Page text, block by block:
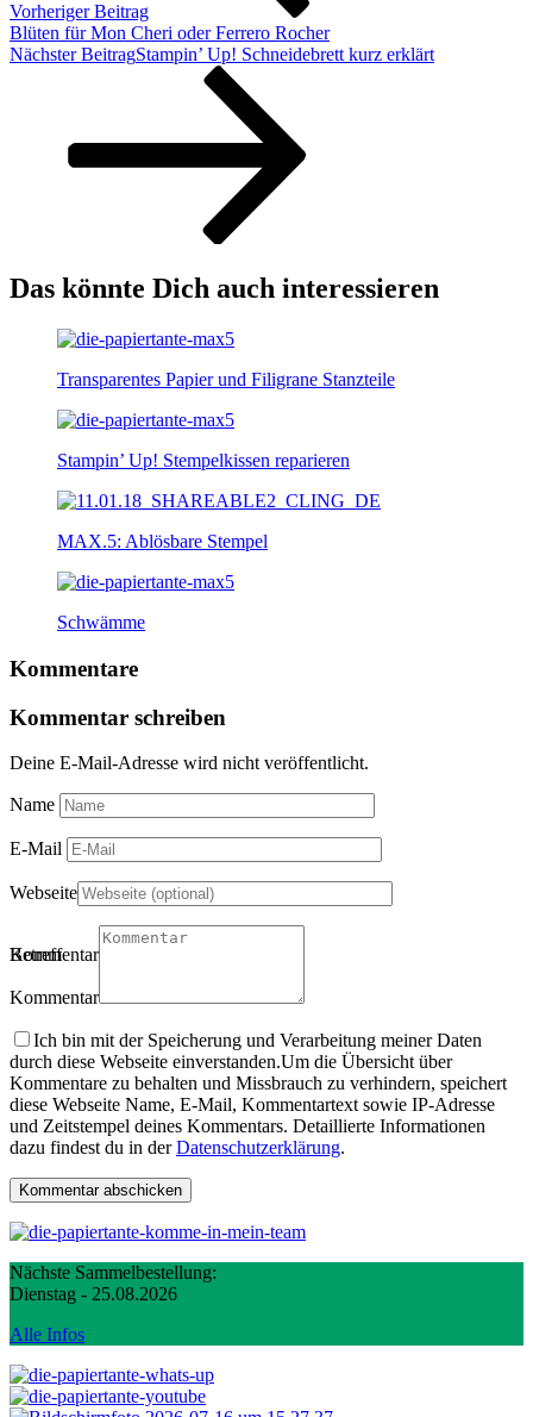
Vorheriger Beitrag
Blüten für Mon Cheri oder Ferrero Rocher
Nächster BeitragStampin’ Up! Schneidebrett kurz erklärt
Das könnte Dich auch interessieren
Transparentes Papier und Filigrane Stanzteile
Stampin’ Up! Stempelkissen reparieren
MAX.5: Ablösbare Stempel
Schwämme
Kommentare
Kommentar schreiben
Deine E-Mail-Adresse wird nicht veröffentlicht.
Name
E-Mail
Webseite
Betreff
Kommentartitel
Kommentar
Ich bin mit der Speicherung und Verarbeitung meiner Daten
durch diese Webseite einverstanden.Um die Übersicht über
Kommentare zu behalten und Missbrauch zu verhindern, speichert
diese Webseite Name, E-Mail, Kommentartext sowie IP-Adresse
und Zeitstempel deines Kommentars. Detaillierte Informationen
dazu findest du in derDatenschutzerklärung.
Nächste Sammelbestellung:
Dienstag - 25.08.2026
Alle Infos